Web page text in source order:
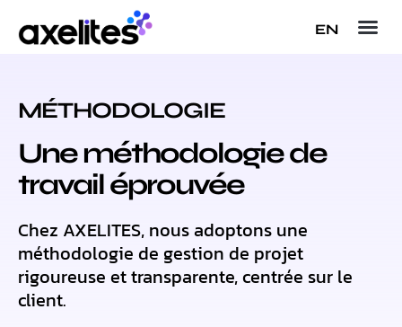
EN
MÉTHODOLOGIE
Une méthodologie de
travail éprouvée
Chez AXELITES, nous adoptons une
méthodologie de gestion de projet
rigoureuse et transparente, centrée sur le
client.